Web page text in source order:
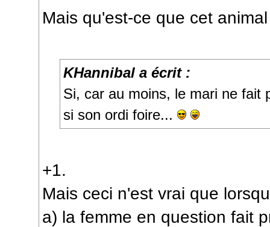
Mais qu'est-ce que cet
KHannibal a écrit :
Si, car au moins, le mari ne fait
si son ordi foire...
+1.
Mais ceci n'est vrai que
a) la femme en question fait